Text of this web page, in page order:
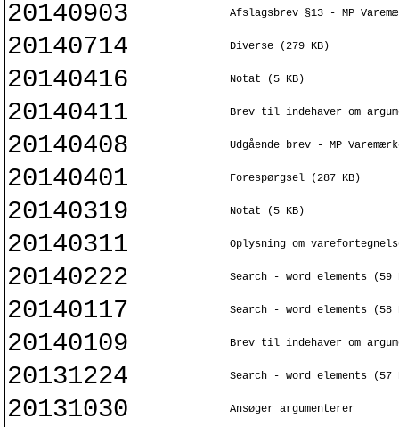
20140903 Afslagsbrev §13 - MP
20140714 Diverse (279 KB)
20140416 Notat (5 KB)
20140411 Brev til indehaver om
20140408 Udgående brev - MP
20140401 Forespørgsel (287 KB)
20140319 Notat (5 KB)
20140311 Oplysning om
20140222 Search - word elements (59
20140117 Search - word elements (58
20140109 Brev til indehaver om
20131224 Search - word elements (57
20131030 Ansøger argumenterer